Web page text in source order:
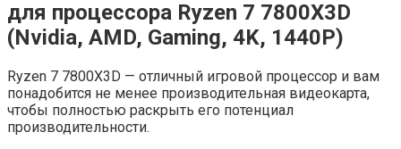
для процессора Ryzen 7 7800X3D
(Nvidia, AMD, Gaming, 4K, 1440P)
Ryzen 7 7800X3D — отличный игровой процессор и вам
понадобится не менее производительная видеокарта,
чтобы полностью раскрыть его потенциал
производительности.